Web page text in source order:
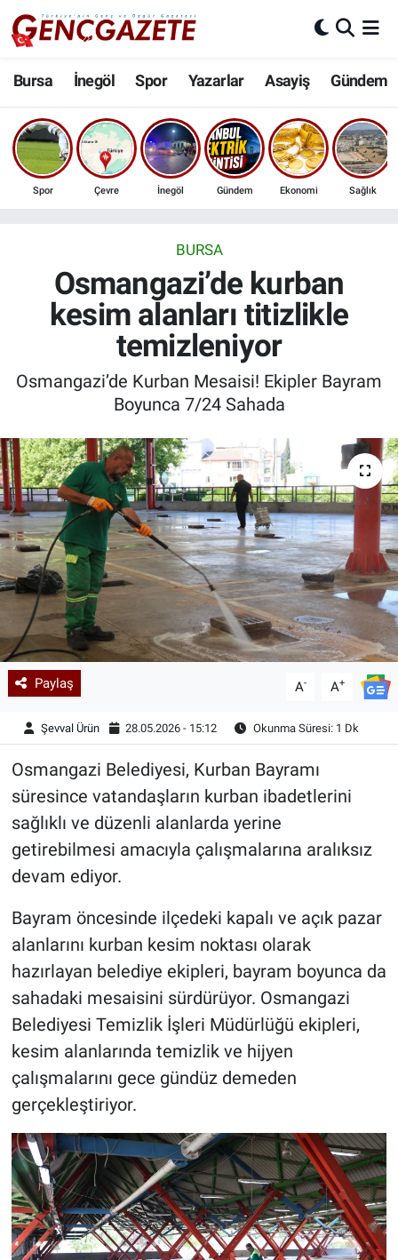
Bursa İnegöl Spor Yazarlar Asayiş Gündem
Spor Çevre İnegöl Gündem Ekonomi Sağlık
BURSA
Osmangazi’de kurban
kesim alanları titizlikle
temizleniyor
Osmangazi’de Kurban Mesaisi! Ekipler Bayram
Boyunca 7/24 Sahada
Paylaş A- A+
Şevval Ürün 28.05.2026 - 15:12 Okunma Süresi: 1 Dk
Osmangazi Belediyesi, Kurban Bayramı
süresince vatandaşların kurban ibadetlerini
sağlıklı ve düzenli alanlarda yerine
getirebilmesi amacıyla çalışmalarına aralıksız
devam ediyor.
Bayram öncesinde ilçedeki kapalı ve açık pazar
alanlarını kurban kesim noktası olarak
hazırlayan belediye ekipleri, bayram boyunca da
sahadaki mesaisini sürdürüyor. Osmangazi
Belediyesi Temizlik İşleri Müdürlüğü ekipleri,
kesim alanlarında temizlik ve hijyen
çalışmalarını gece gündüz demeden
gerçekleştiriyor.
Bursa
İnegöl
3.SAYFA
Ekonomi
İnanç
Kültür & Sanat
Sağlık
Siyaset
Teknoloji
Yazarlar
Astroloji-Rüya
Nöbetçi Eczaneler
Hava Durumu
Trafik Durumu
Son Dakika Haberleri
Haber Arşivi